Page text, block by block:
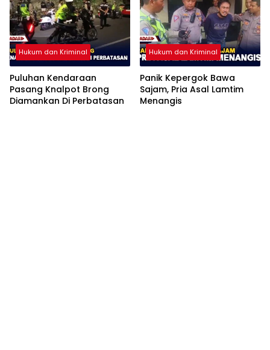
Hukum dan Kriminal
Puluhan Kendaraan
Pasang Knalpot Brong
Diamankan Di Perbatasan
Hukum dan Kriminal
Panik Kepergok Bawa
Sajam, Pria Asal Lamtim
Menangis